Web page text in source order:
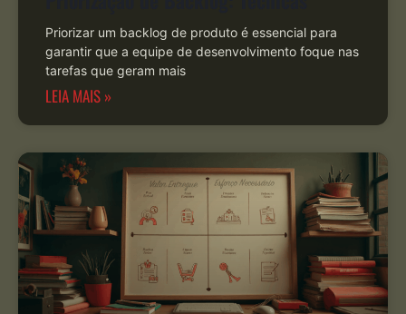
Priorizar um backlog de produto é essencial para
garantir que a equipe de desenvolvimento foque nas
tarefas que geram mais
LEIA MAIS »